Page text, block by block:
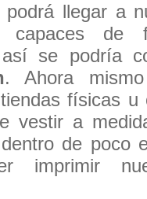
llegar a
de
se podría
. Ahora
físicas u
vestir a
de poco
imprimir